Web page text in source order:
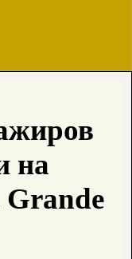
на
Grande